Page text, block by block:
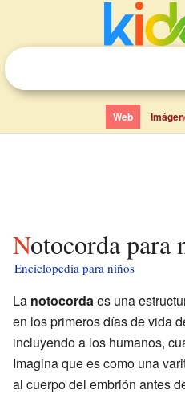
Web
Notocorda para
Enciclopedia para niños
La notocordaes una
en los primeros días de vida
incluyendo a los humanos,
Imagina que es como una
al cuerpo del embrión antes